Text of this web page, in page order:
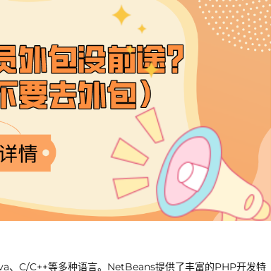
、C/C++等多种语言。NetBeans提供了丰富的PHP开发特